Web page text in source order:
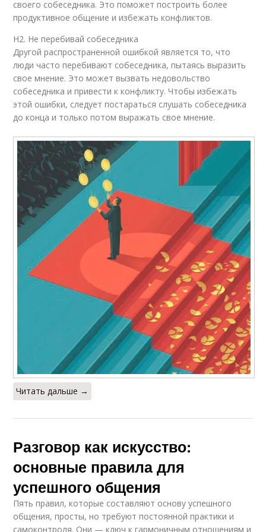
своего собеседника. Это поможет построить более
продуктивное общение и избежать конфликтов.
H2. Не перебивай собеседника
Другой распространенной ошибкой является то, что
люди часто перебивают собеседника, пытаясь выразить
свое мнение. Это может вызвать недовольство
собеседника и привести к конфликту. Чтобы избежать
этой ошибки, следует постараться слушать собеседника
до конца и только потом выражать свое мнение.
Читать дальше →
Разговор как искусство:
основные правила для
успешного общения
Пять правил, которые составляют основу успешного
общения, просты, но требуют постоянной практики и
самоконтроля. Они — ключ к гармоничным отношениям и